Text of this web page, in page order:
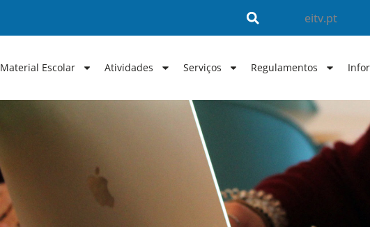
eitv.pt
Material Escolar Atividades Serviços Regulamentos